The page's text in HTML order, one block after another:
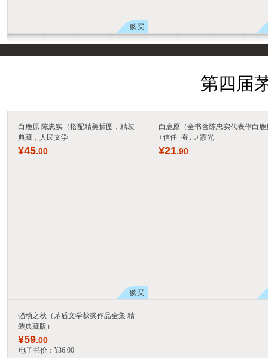
购买
第四届
白鹿原 陈忠实（搭配精美插图，精装
典藏，人民文学
¥45.00
购买
白鹿原（全书含陈忠实代表作白鹿
+信任+蚕儿+霞光
¥21.90
骚动之秋（茅盾文学获奖作品全集 精
装典藏版）
¥59.00
电子书价： ¥36.00